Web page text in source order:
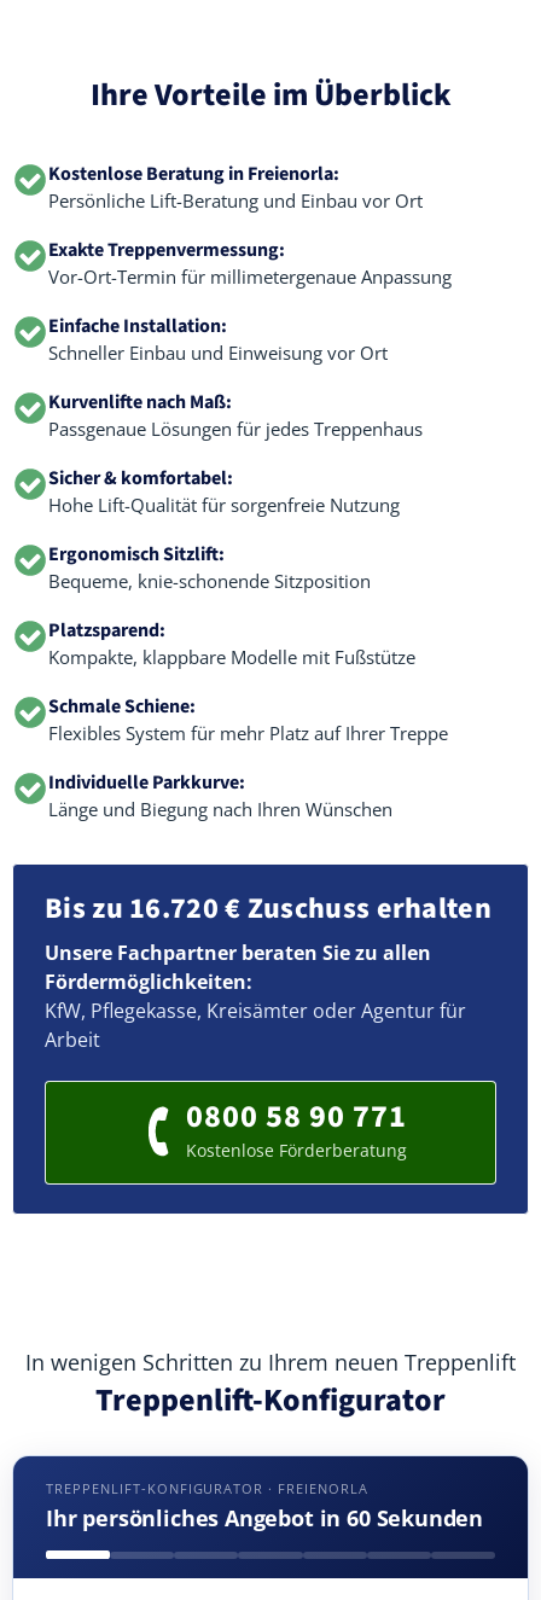
Ihre Vorteile im Überblick
Kostenlose Beratung in Freienorla:
Persönliche Lift-Beratung und Einbau vor Ort
Exakte Treppenvermessung:
Vor-Ort-Termin für millimetergenaue Anpassung
Einfache Installation:
Schneller Einbau und Einweisung vor Ort
Kurvenlifte nach Maß:
Passgenaue Lösungen für jedes Treppenhaus
Sicher & komfortabel:
Hohe Lift-Qualität für sorgenfreie Nutzung
Ergonomisch Sitzlift:
Bequeme, knie-schonende Sitzposition
Platzsparend:
Kompakte, klappbare Modelle mit Fußstütze
Schmale Schiene:
Flexibles System für mehr Platz auf Ihrer Treppe
Individuelle Parkkurve:
Länge und Biegung nach Ihren Wünschen
Bis zu 16.720 € Zuschuss erhalten
Unsere Fachpartner beraten Sie zu allen
Fördermöglichkeiten:
KfW, Pflegekasse, Kreisämter oder Agentur für
Arbeit
0800 58 90 771
Kostenlose Förderberatung
In wenigen Schritten zu Ihrem neuen Treppenlift
Treppenlift-Konfigurator
TREPPENLIFT-KONFIGURATOR · FREIENORLA
Ihr persönliches Angebot in 60 Sekunden